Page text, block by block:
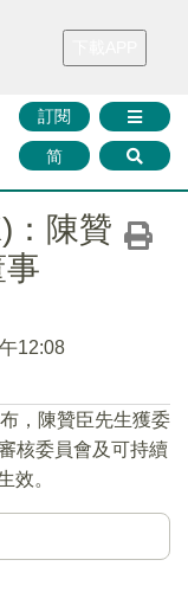
財華證券 媒體矩陣
訂閱
简
：陳贊
12:08
，陳贊臣先生獲委
核委員會及可持續
效。